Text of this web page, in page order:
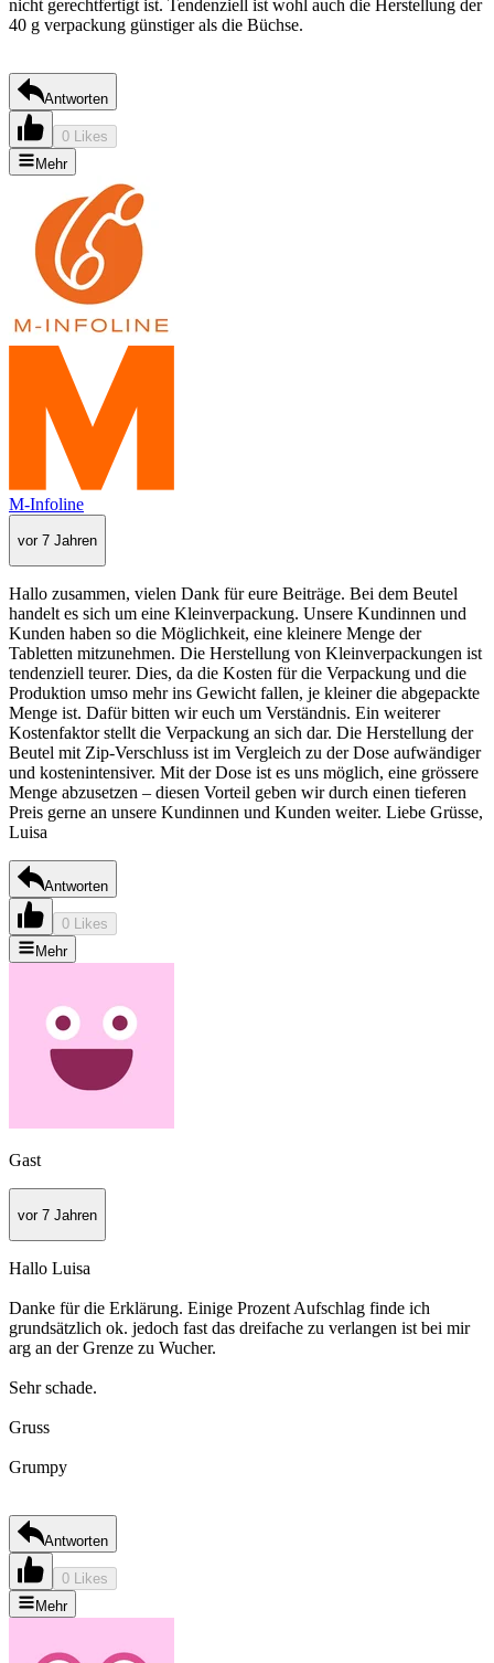
nicht gerechtfertigt ist. Tendenziell ist wohl auch die Herstellung der
40 g verpackung günstiger als die Büchse.
Antworten
0 Likes
Mehr
M-Infoline
vor 7 Jahren
Hallo zusammen, vielen Dank für eure Beiträge. Bei dem Beutel
handelt es sich um eine Kleinverpackung. Unsere Kundinnen und
Kunden haben so die Möglichkeit, eine kleinere Menge der
Tabletten mitzunehmen. Die Herstellung von Kleinverpackungen ist
tendenziell teurer. Dies, da die Kosten für die Verpackung und die
Produktion umso mehr ins Gewicht fallen, je kleiner die abgepackte
Menge ist. Dafür bitten wir euch um Verständnis. Ein weiterer
Kostenfaktor stellt die Verpackung an sich dar. Die Herstellung der
Beutel mit Zip-Verschluss ist im Vergleich zu der Dose aufwändiger
und kostenintensiver. Mit der Dose ist es uns möglich, eine grössere
Menge abzusetzen – diesen Vorteil geben wir durch einen tieferen
Preis gerne an unsere Kundinnen und Kunden weiter. Liebe Grüsse,
Luisa
Antworten
0 Likes
Mehr
Gast
vor 7 Jahren
Hallo Luisa
Danke für die Erklärung. Einige Prozent Aufschlag finde ich
grundsätzlich ok. jedoch fast das dreifache zu verlangen ist bei mir
arg an der Grenze zu Wucher.
Sehr schade.
Gruss
Grumpy
Antworten
0 Likes
Mehr